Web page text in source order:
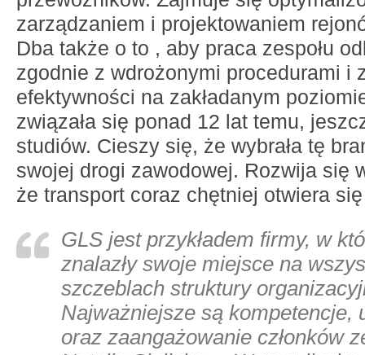
zarządzaniem i projektowaniem
Dba także o to , aby praca zespołu
zgodnie z wdrożonymi procedurami i
efektywności na zakładanym
związała się ponad 12 lat temu,
studiów. Cieszy się, że wybrała tę
swojej drogi zawodowej. Rozwija się
że transport coraz chętniej otwiera
GLS jest przykładem firmy, w
znalazły swoje miejsce na
szczeblach struktury
Najważniejsze są kompetencje,
oraz zaangażowanie członków